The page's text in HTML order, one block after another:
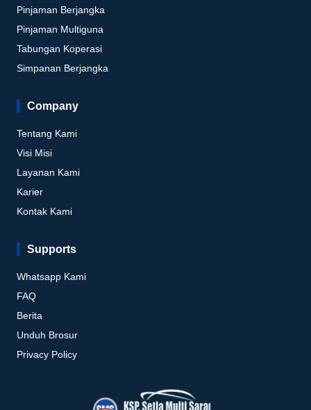
Pinjaman Berjangka
Pinjaman Multiguna
Tabungan Koperasi
Simpanan Berjangka
Company
Tentang Kami
Visi Misi
Layanan Kami
Karier
Kontak Kami
Supports
Whatsapp Kami
FAQ
Berita
Unduh Brosur
Privacy Policy